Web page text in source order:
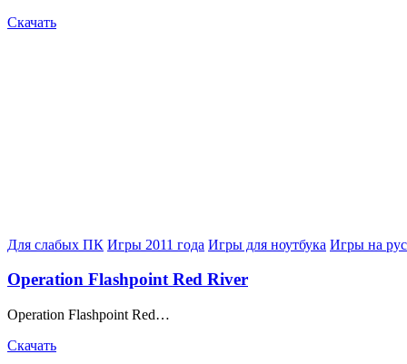
Скачать
Posted
Для слабых ПК Игры 2011 года Игры для ноутбука Игры на
Operation Flashpoint Red River
Operation Flashpoint Red…
Скачать